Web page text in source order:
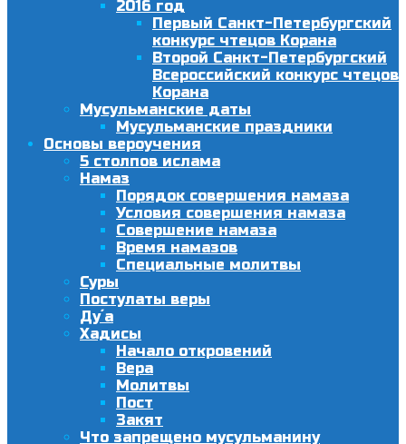
2016 год
Первый Санкт-Петербургский
конкурс чтецов Корана
Второй Санкт-Петербургский
Всероссийский конкурс чтецов
Корана
Мусульманские даты
Мусульманские праздники
Основы вероучения
5 столпов ислама
Намаз
Порядок совершения намаза
Условия совершения намаза
Совершение намаза
Время намазов
Специальные молитвы
Суры
Постулаты веры
Ду´а
Хадисы
Начало откровений
Вера
Молитвы
Пост
Закят
Что запрещено мусульманину